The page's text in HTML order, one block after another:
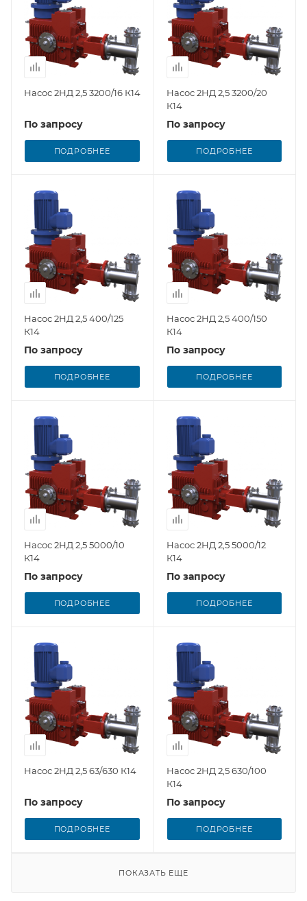
Насос 2НД 2,5 3200/16 К14
По запросу
ПОДРОБНЕЕ
Насос 2НД 2,5 3200/20
К14
По запросу
ПОДРОБНЕЕ
Насос 2НД 2,5 400/125
К14
По запросу
ПОДРОБНЕЕ
Насос 2НД 2,5 400/150
К14
По запросу
ПОДРОБНЕЕ
Насос 2НД 2,5 5000/10
К14
По запросу
ПОДРОБНЕЕ
Насос 2НД 2,5 5000/12
К14
По запросу
ПОДРОБНЕЕ
Насос 2НД 2,5 63/630 К14
По запросу
ПОДРОБНЕЕ
Насос 2НД 2,5 630/100
К14
По запросу
ПОДРОБНЕЕ
ПОКАЗАТЬ ЕЩЕ